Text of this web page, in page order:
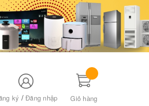
ký /Đăng nhập Giỏ hàng